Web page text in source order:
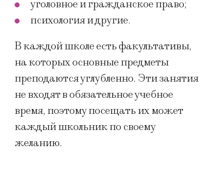
уголовное и гражданское право;
психология и другие.
В каждой школе есть факультативы,
на которых основные предметы
преподаются углубленно. Эти занятия
не входят в обязательное учебное
время, поэтому посещать их может
каждый школьник по своему
желанию.